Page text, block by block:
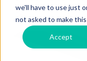
we'll have to use just
not asked to make
Accept
3 min